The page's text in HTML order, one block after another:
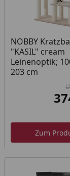
NOBBY
"KASIL" cream
Leinenoptik;
203 cm
Zum